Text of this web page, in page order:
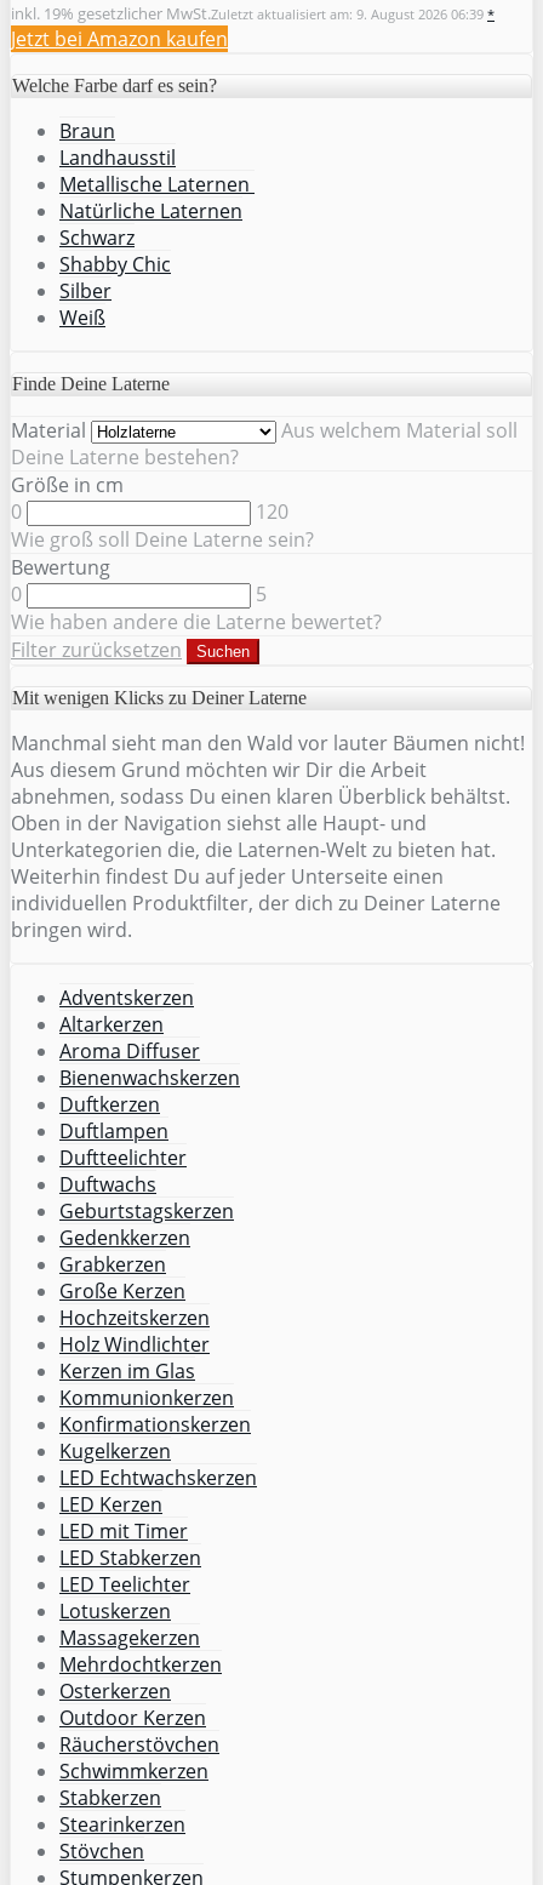
inkl. 19% gesetzlicher MwSt.Zuletzt aktualisiert am: 9. August 2026 06:39 *
Jetzt bei Amazon kaufen
Welche Farbe darf es sein?
Braun
Landhausstil
Metallische Laternen
Natürliche Laternen
Schwarz
Shabby Chic
Silber
Weiß
Finde Deine Laterne
Material
Aus welchem Material soll
Deine Laterne bestehen?
Größe in cm
0
120
Wie groß soll Deine Laterne sein?
Bewertung
0
5
Wie haben andere die Laterne bewertet?
Filter zurücksetzen
Suchen
Mit wenigen Klicks zu Deiner Laterne
Manchmal sieht man den Wald vor lauter Bäumen nicht!
Aus diesem Grund möchten wir Dir die Arbeit
abnehmen, sodass Du einen klaren Überblick behältst.
Oben in der Navigation siehst alle Haupt- und
Unterkategorien die, die Laternen-Welt zu bieten hat.
Weiterhin findest Du auf jeder Unterseite einen
individuellen Produktfilter, der dich zu Deiner Laterne
bringen wird.
Adventskerzen
Altarkerzen
Aroma Diffuser
Bienenwachskerzen
Duftkerzen
Duftlampen
Duftteelichter
Duftwachs
Geburtstagskerzen
Gedenkkerzen
Grabkerzen
Große Kerzen
Hochzeitskerzen
Holz Windlichter
Kerzen im Glas
Kommunionkerzen
Konfirmationskerzen
Kugelkerzen
LED Echtwachskerzen
LED Kerzen
LED mit Timer
LED Stabkerzen
LED Teelichter
Lotuskerzen
Massagekerzen
Mehrdochtkerzen
Osterkerzen
Outdoor Kerzen
Räucherstövchen
Schwimmkerzen
Stabkerzen
Stearinkerzen
Stövchen
Stumpenkerzen